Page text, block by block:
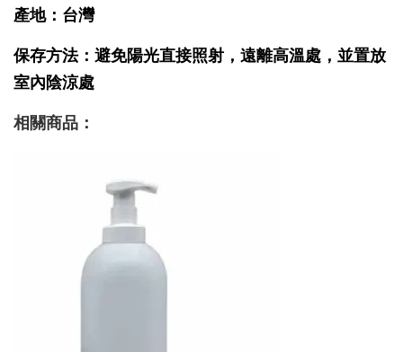
產地：台灣
保存方法：避免陽光直接照射，遠離高溫處，並置放
室內陰涼處
相關商品 ：